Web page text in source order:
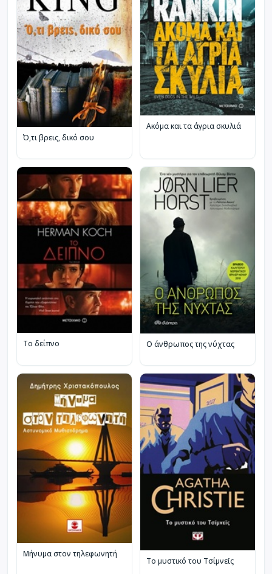
Ό,τι βρεις, δικό σου
Ακόμα και τα άγρια σκυλιά
Το δείπνο Ο άνθρωπος της νύχτας
Μήνυμα στον τηλεφωνητή
Το μυστικό του Τσίμνεϊς